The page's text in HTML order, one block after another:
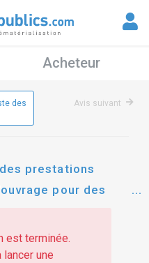
Acheteur
des
Avis suivant
prestations
pour des
est terminée.
une